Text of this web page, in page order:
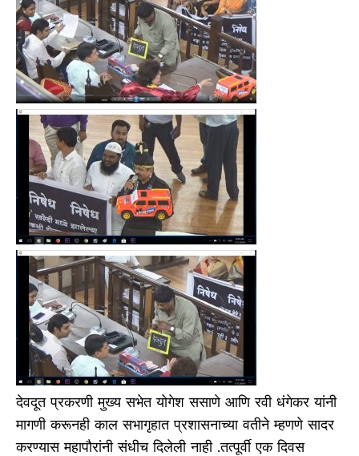
देवदूत प्रकरणी मुख्य सभेत योगेश ससाणे आणि रवी धंगेकर यांनी
मागणी करूनही काल सभागृहात प्रशासनाच्या वतीने म्हणणे सादर
करण्यास महापौरांनी संधीच दिलेली नाही .तत्पूर्वी एक दिवस